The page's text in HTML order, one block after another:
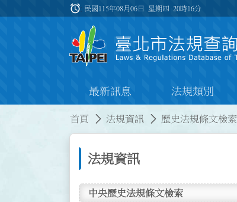
:::
alarm 民國115年08月06日 星期四20時16分
最新訊息 法規類別
首頁 法規資訊 歷史法規條文檢索
法規資訊
中央歷史法規條文檢索